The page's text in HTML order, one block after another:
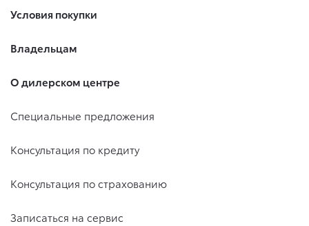
Условия покупки
Владельцам
О дилерском центре
Специальные предложения
Консультация по кредиту
Консультация по страхованию
Записаться на сервис